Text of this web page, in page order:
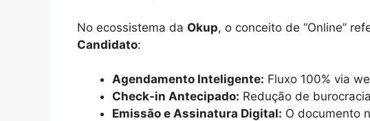
No ecossistema da Okup, o conceito de “Online”
Candidato:
Agendamento Inteligente: Fluxo 100% via
Check-in Antecipado: Redução de
Emissão e Assinatura Digital: O documento